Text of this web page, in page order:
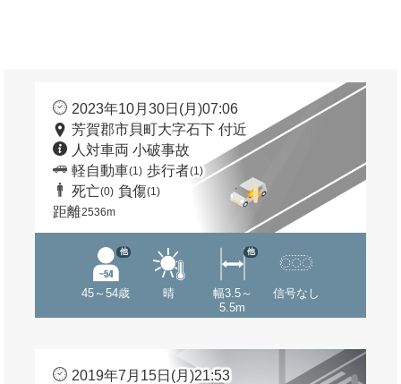
2023年10月30日(月)07:06
芳賀郡市貝町大字石下 付近
人対車両 小破事故
軽自動車(1) 歩行者(1)
死亡(0) 負傷(1)
距離2536m
45～54歳
他
晴
幅3.5～
5.5m
他
信号なし
2019年7月15日(月)21:53